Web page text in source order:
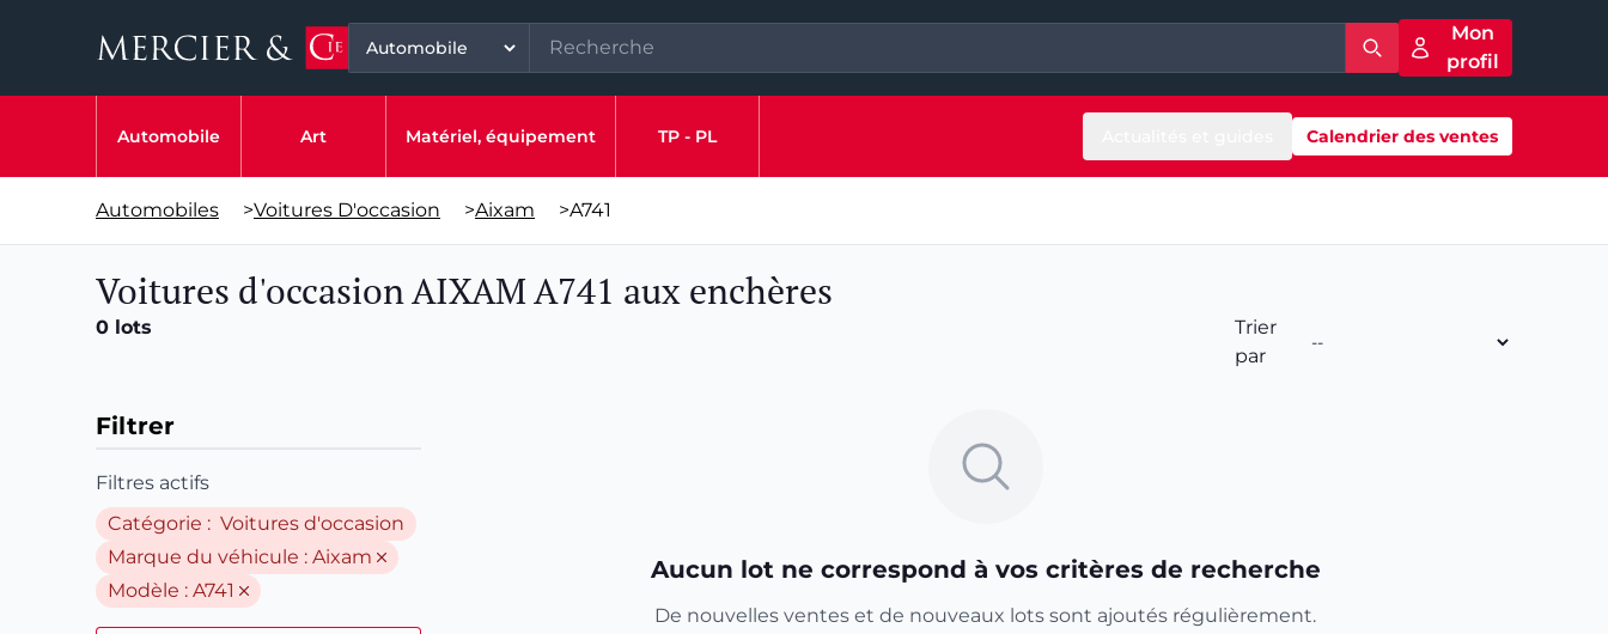
Mon
profil
Automobile Art Matériel, équipement TP - PL Calendrier des ventes
Automobiles >Voitures D'occasion >Aixam >A741
Voitures d'occasion AIXAM A741 aux enchères
0 lots
Trier
par
Filtrer
Filtres actifs
Catégorie : Voitures d'occasion
Marque du véhicule : Aixam
Modèle : A741
Aucun lot ne correspond à vos critères de recherche
De nouvelles ventes et de nouveaux lots sont ajoutés régulièrement.